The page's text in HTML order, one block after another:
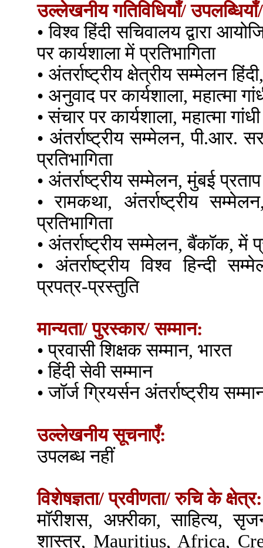
उल्लेखनीय गतिविधियाँ/ उपलब्धियाँ/
• विश्व हिंदी सचिवालय द्वारा
पर कार्यशाला में प्रतिभागिता
• अंतर्राष्ट्रीय क्षेत्रीय सम्मेलन
• अनुवाद पर कार्यशाला, महात्मा
• संचार पर कार्यशाला, महात्मा
• अंतर्राष्ट्रीय सम्मेलन, पी.आर.
प्रतिभागिता
• अंतर्राष्ट्रीय सम्मेलन, मुंबई
• रामकथा, अंतर्राष्ट्रीय
प्रतिभागिता
• अंतर्राष्ट्रीय सम्मेलन, बैंकॉक, में
• अंतर्राष्ट्रीय विश्व हिन्दी
प्रपत्र-प्रस्तुति
मान्यता/ पुरस्कार/ सम्मान:
• प्रवासी शिक्षक सम्मान, भारत
• हिंदी सेवी सम्मान
• जॉर्ज ग्रियर्सन अंतर्राष्ट्रीय
उल्लेखनीय सूचनाएँ:
उपलब्ध नहीं
विशेषज्ञता/ प्रवीणता/ रुचि के क्षेत्र:
मॉरीशस, अफ़्रीका, साहित्य,
शास्त्र, Mauritius, Africa,